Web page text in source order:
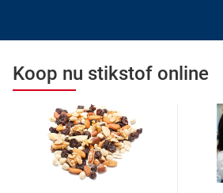
Koop nu stikstof online